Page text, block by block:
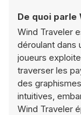
De quoi parle
Wind Traveler
déroulant dans
joueurs
traverser les
des
intuitives,
Wind Traveler